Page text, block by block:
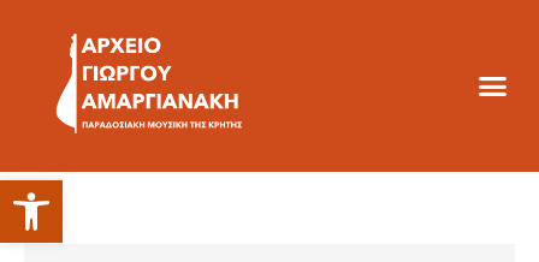
Ανοίξτε τη γραμμή εργαλείων